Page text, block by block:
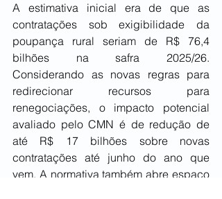
A estimativa inicial era de que as
contratações sob exigibilidade da
poupança rural seriam de R$ 76,4
bilhões na safra 2025/26.
Considerando as novas regras para
redirecionar recursos para
renegociações, o impacto potencial
avaliado pelo CMN é de redução de
até R$ 17 bilhões sobre novas
contratações até junho do ano que
vem. A normativa também abre espaço